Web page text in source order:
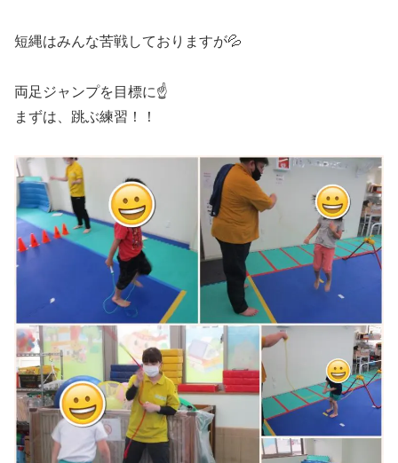
短縄はみんな苦戦しておりますが💦
両足ジャンプを目標に☝
まずは、跳ぶ練習！！